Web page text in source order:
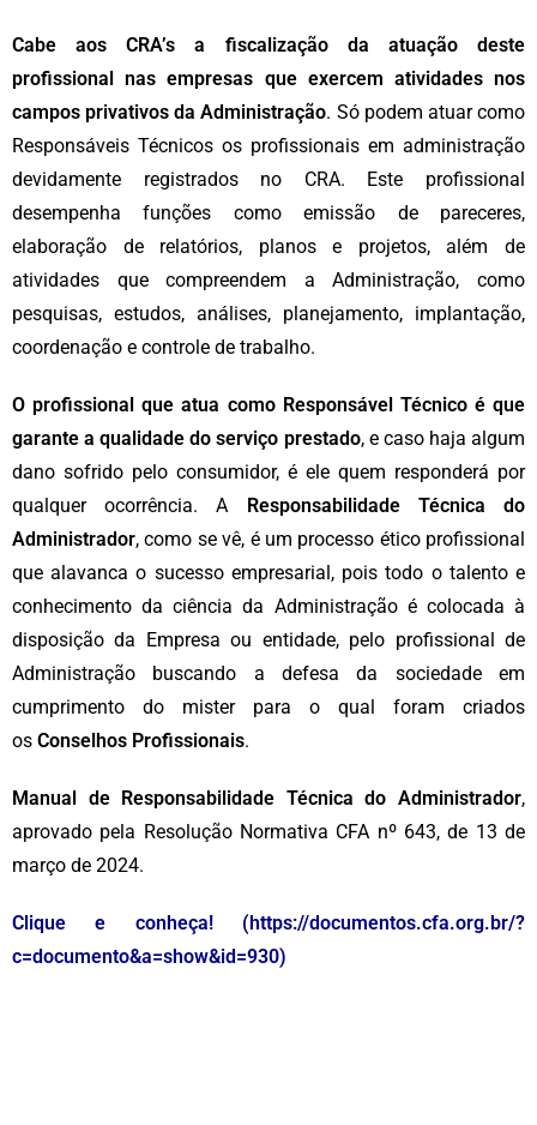
Cabe aos CRA’s a fiscalização da atuação deste
profissional nas empresas que exercem atividades nos
campos privativos da Administração. Só podem atuar como
Responsáveis Técnicos os profissionais em administração
devidamente registrados no CRA. Este profissional
desempenha funções como emissão de pareceres,
elaboração de relatórios, planos e projetos, além de
atividades que compreendem a Administração, como
pesquisas, estudos, análises, planejamento, implantação,
coordenação e controle de trabalho.
O profissional que atua como Responsável Técnico é que
garante a qualidade do serviço prestado, e caso haja algum
dano sofrido pelo consumidor, é ele quem responderá por
qualquer ocorrência. A Responsabilidade Técnica do
Administrador, como se vê, é um processo ético profissional
que alavanca o sucesso empresarial, pois todo o talento e
conhecimento da ciência da Administração é colocada à
disposição da Empresa ou entidade, pelo profissional de
Administração buscando a defesa da sociedade em
cumprimento do mister para o qual foram criados
os Conselhos Profissionais.
Manual de Responsabilidade Técnica do Administrador,
aprovado pela Resolução Normativa CFA nº 643, de 13 de
março de 2024.
Clique e conheça!(https://documentos.cfa.org.br/?
c=documento&a=show&id=930)